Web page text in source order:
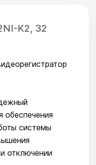
K2, 32
обеспечения
системы
отключении